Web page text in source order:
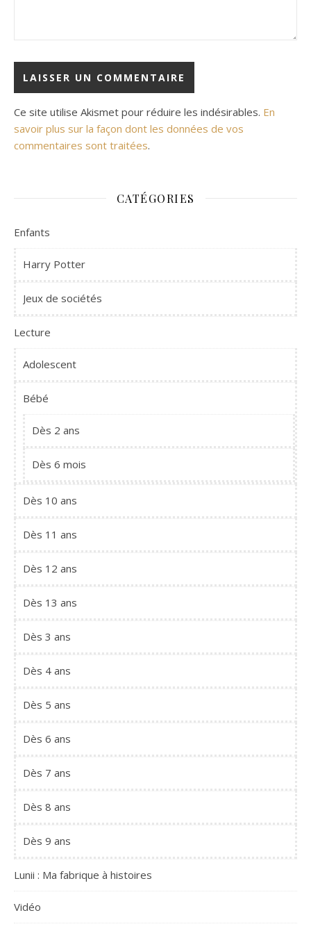
Ce site utilise Akismet pour réduire les indésirables. En
savoir plus sur la façon dont les données de vos
commentaires sont traitées.
CATÉGORIES
Enfants
Harry Potter
Jeux de sociétés
Lecture
Adolescent
Bébé
Dès 2 ans
Dès 6 mois
Dès 10 ans
Dès 11 ans
Dès 12 ans
Dès 13 ans
Dès 3 ans
Dès 4 ans
Dès 5 ans
Dès 6 ans
Dès 7 ans
Dès 8 ans
Dès 9 ans
Lunii : Ma fabrique à histoires
Vidéo